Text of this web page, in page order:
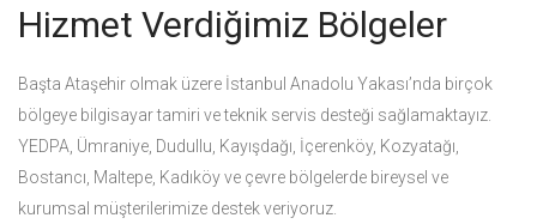
Hizmet Verdiğimiz Bölgeler
Başta Ataşehir olmak üzere İstanbul Anadolu Yakası’nda birçok
bölgeye bilgisayar tamiri ve teknik servis desteği sağlamaktayız.
YEDPA, Ümraniye, Dudullu, Kayışdağı, İçerenköy, Kozyatağı,
Bostancı, Maltepe, Kadıköy ve çevre bölgelerde bireysel ve
kurumsal müşterilerimize destek veriyoruz.